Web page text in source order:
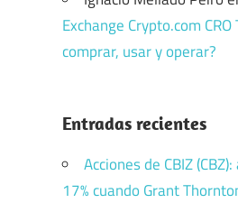
Exchange Crypto.com CRO
comprar, usar y operar?
Entradas recientes
Acciones de CBIZ
17% cuando Grant